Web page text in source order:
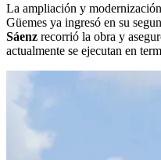
La ampliación y
Güemes ya ingresó en su
Sáenz recorrió la obra y
actualmente se ejecutan en